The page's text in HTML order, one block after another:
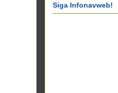
Siga Infonavweb!